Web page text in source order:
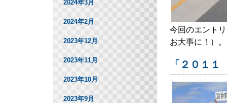
今回のエント
お大事に！）。
「２０１
2024年3月
2024年2月
2023年12月
2023年11月
2023年10月
2023年9月